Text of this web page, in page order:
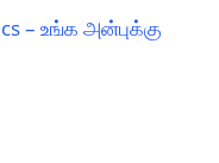
– உங்க அன்புக்கு